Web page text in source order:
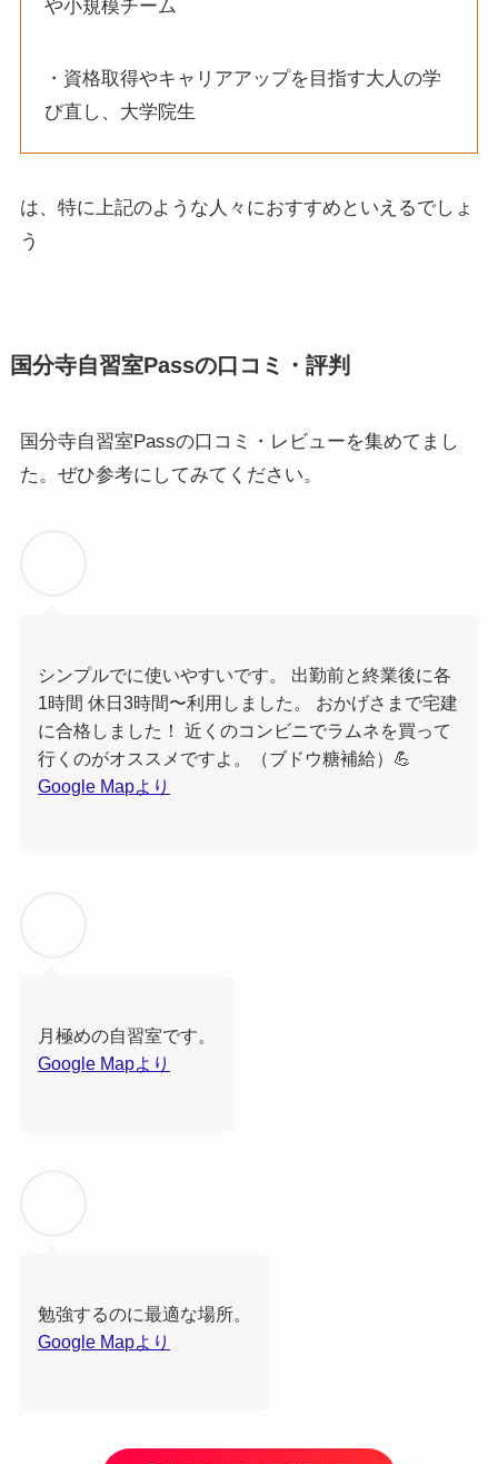
や小規模チーム
・資格取得やキャリアアップを目指す大人の学
び直し、大学院生
は、特に上記のような人々におすすめといえるでしょ
う
国分寺自習室Passの口コミ・評判
国分寺自習室Passの口コミ・レビューを集めてまし
た。ぜひ参考にしてみてください。
シンプルでに使いやすいです。 出勤前と終業後に各
1時間 休日3時間〜利用しました。 おかげさまで宅建
に合格しました！ 近くのコンビニでラムネを買って
行くのがオススメですよ。（ブドウ糖補給）💪
Google Mapより
月極めの自習室です。
Google Mapより
勉強するのに最適な場所。
Google Mapより